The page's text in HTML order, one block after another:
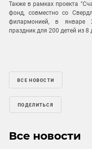
Также в рамках проекта
фонд, совместно со
филармонией, в январе
праздник для 200 детей из 8
ВСЕ НОВОСТИ
ПОДЕЛИТЬСЯ
Все новости